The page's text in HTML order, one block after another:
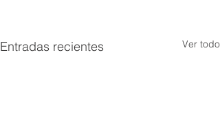
Entradas recientes Ver todo